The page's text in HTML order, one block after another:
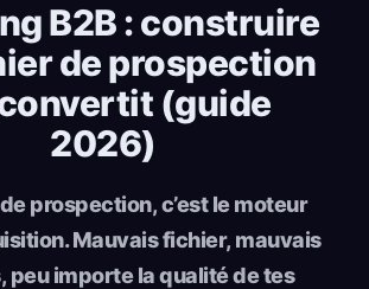
B2B : construire
de prospection
(guide
2026)
prospection, c’est le moteur
Mauvais fichier, mauvais
peu importe la qualité de tes